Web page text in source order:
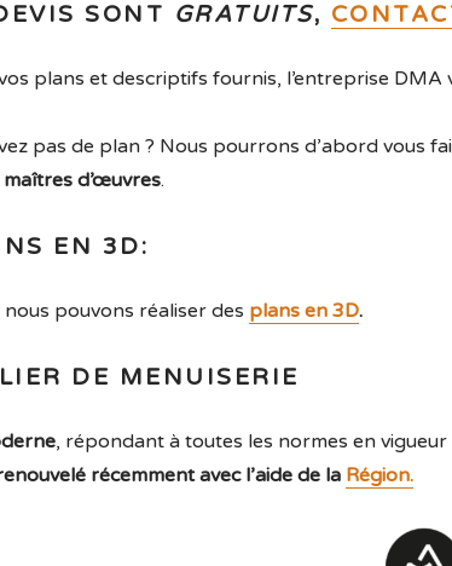
SONT GRATUITS,
plans et descriptifs fournis, l’entreprise DMA
pas de plan ? Nous pourrons d’abord vous
maîtres d’œuvres.
EN 3D:
nous pouvons réaliser des plans en 3D.
DE MENUISERIE
, répondant à toutes les normes en
récemment avec l’aide de la Région.